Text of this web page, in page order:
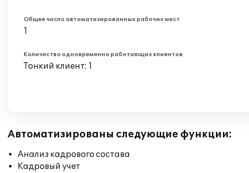
Общее число автоматизированных рабочих мест
1
Количество одновременно работающих клиентов
Тонкий клиент: 1
Автоматизированы следующие функции:
Анализ кадрового состава
Кадровый учет